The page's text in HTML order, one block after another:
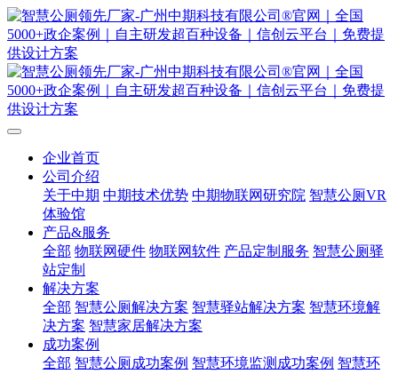
企业首页
公司介绍
关于中期 中期技术优势 中期物联网研究院 智慧公厕VR
体验馆
产品&服务
全部 物联网硬件 物联网软件 产品定制服务 智慧公厕驿
站定制
解决方案
全部 智慧公厕解决方案 智慧驿站解决方案 智慧环境解
决方案 智慧家居解决方案
成功案例
全部 智慧公厕成功案例 智慧环境监测成功案例 智慧环